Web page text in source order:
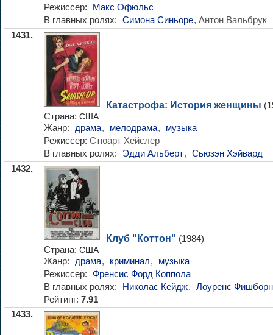
Режиссер:
Макс Офюльс
В главных ролях: Симона Синьоре, Антон Вальбрук
1431.
Катастрофа: История женщины
Страна: США
Жанр: драма, мелодрама,
музыка
Режиссер: Стюарт Хейслер
В главных ролях:
Эдди Альберт, Сьюзэн Хэйвард
1432.
Клуб "Коттон" (1984)
Страна: США
Жанр: драма, криминал,
музыка
Режиссер: Френсис Форд Коппола
В главных ролях:
Николас Кейдж, Лоуренс Фишборн
Рейтинг: 7.91
1433.